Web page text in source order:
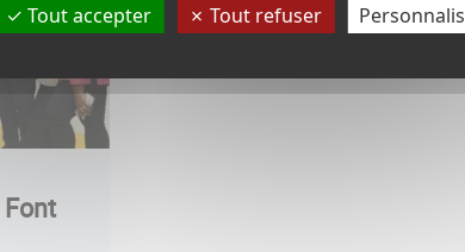
Tout accepter Tout refuser